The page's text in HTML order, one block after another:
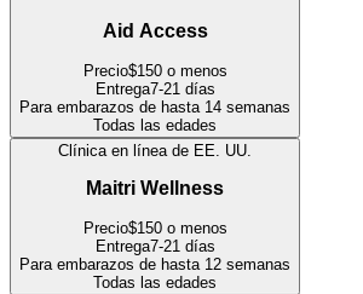
Aid Access
Precio$150 o menos
Entrega7-21 días
Para embarazos de hasta 14 semanas
Todas las edades
Clínica en línea de EE. UU.
Maitri Wellness
Precio$150 o menos
Entrega7-21 días
Para embarazos de hasta 12 semanas
Todas las edades